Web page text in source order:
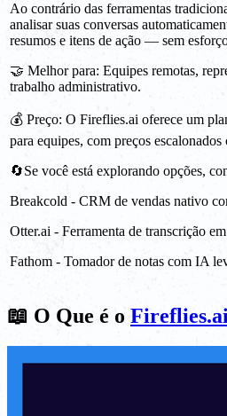
Ao contrário das ferramentas
analisar suas conversas
resumos e itens de ação — sem
🤝 Melhor para: Equipes remotas,
trabalho administrativo.
💰 Preço: O Fireflies.ai oferece um
para equipes, com preços
🔄Se você está explorando opções,
Breakcold - CRM de vendas nativo
Otter.ai - Ferramenta de transcrição
Fathom - Tomador de notas com IA
📖 O Que é o